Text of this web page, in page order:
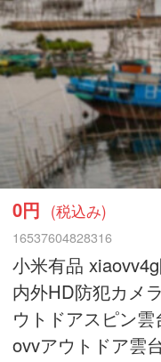
0円 (税込み)
16537604828316
小米有品
内外HD防犯カメ
ウトドアスピン
ovvアウトドア雲